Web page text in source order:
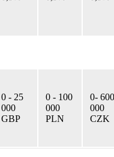
0 - 25
000
GBP
0 - 100
000
PLN
0- 600
000
CZK